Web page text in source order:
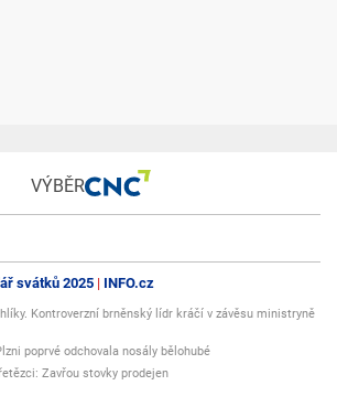
VÝBĚR
svátků 2025 INFO.cz
Kontroverzní brněnský lídr kráčí v závěsu ministryně
poprvé odchovala nosály bělohubé
Zavřou stovky prodejen